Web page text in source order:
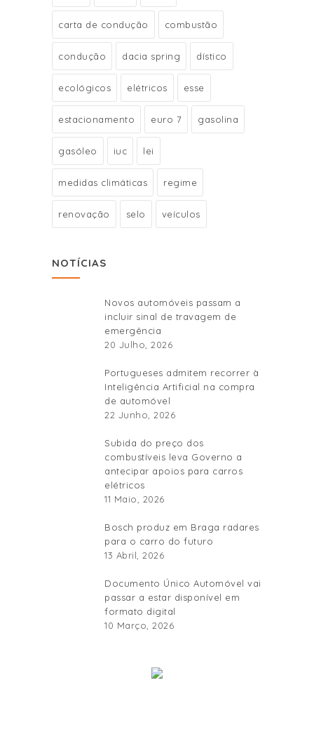
carta de condução combustão
condução dacia spring dístico
ecológicos elétricos esse
estacionamento euro 7 gasolina
gasóleo iuc lei
medidas climáticas regime
renovação selo veículos
NOTÍCIAS
Novos automóveis passam a
incluir sinal de travagem de
emergência
20 Julho, 2026
Portugueses admitem recorrer à
Inteligência Artificial na compra
de automóvel
22 Junho, 2026
Subida do preço dos
combustíveis leva Governo a
antecipar apoios para carros
elétricos
11 Maio, 2026
Bosch produz em Braga radares
para o carro do futuro
13 Abril, 2026
Documento Único Automóvel vai
passar a estar disponível em
formato digital
10 Março, 2026